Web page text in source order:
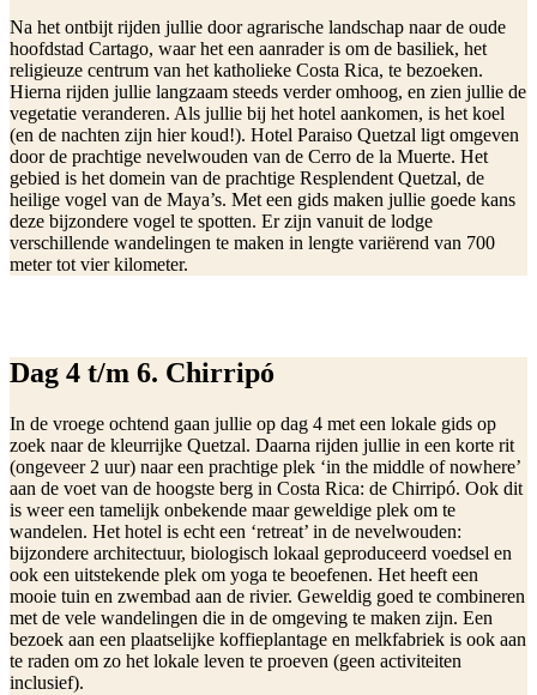
Na het ontbijt rijden jullie door agrarische landschap naar de oude
hoofdstad Cartago, waar het een aanrader is om de basiliek, het
religieuze centrum van het katholieke Costa Rica, te bezoeken.
Hierna rijden jullie langzaam steeds verder omhoog, en zien jullie de
vegetatie veranderen. Als jullie bij het hotel aankomen, is het koel
(en de nachten zijn hier koud!). Hotel Paraiso Quetzal ligt omgeven
door de prachtige nevelwouden van de Cerro de la Muerte. Het
gebied is het domein van de prachtige Resplendent Quetzal, de
heilige vogel van de Maya’s. Met een gids maken jullie goede kans
deze bijzondere vogel te spotten. Er zijn vanuit de lodge
verschillende wandelingen te maken in lengte variërend van 700
meter tot vier kilometer.
Dag 4 t/m 6. Chirripó
In de vroege ochtend gaan jullie op dag 4 met een lokale gids op
zoek naar de kleurrijke Quetzal. Daarna rijden jullie in een korte rit
(ongeveer 2 uur) naar een prachtige plek ‘in the middle of nowhere’
aan de voet van de hoogste berg in Costa Rica: de Chirripó. Ook dit
is weer een tamelijk onbekende maar geweldige plek om te
wandelen. Het hotel is echt een ‘retreat’ in de nevelwouden:
bijzondere architectuur, biologisch lokaal geproduceerd voedsel en
ook een uitstekende plek om yoga te beoefenen. Het heeft een
mooie tuin en zwembad aan de rivier. Geweldig goed te combineren
met de vele wandelingen die in de omgeving te maken zijn. Een
bezoek aan een plaatselijke koffieplantage en melkfabriek is ook aan
te raden om zo het lokale leven te proeven (geen activiteiten
inclusief).